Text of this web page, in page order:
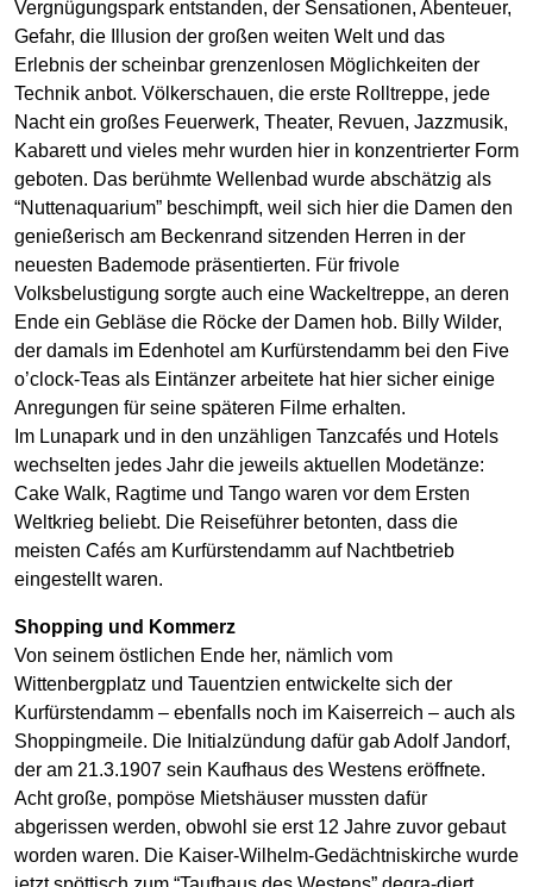
Vergnügungspark entstanden, der Sensationen, Abenteuer,
Gefahr, die Illusion der großen weiten Welt und das
Erlebnis der scheinbar grenzenlosen Möglichkeiten der
Technik anbot. Völkerschauen, die erste Rolltreppe, jede
Nacht ein großes Feuerwerk, Theater, Revuen, Jazzmusik,
Kabarett und vieles mehr wurden hier in konzentrierter Form
geboten. Das berühmte Wellenbad wurde abschätzig als
“Nuttenaquarium” beschimpft, weil sich hier die Damen den
genießerisch am Beckenrand sitzenden Herren in der
neuesten Bademode präsentierten. Für frivole
Volksbelustigung sorgte auch eine Wackeltreppe, an deren
Ende ein Gebläse die Röcke der Damen hob. Billy Wilder,
der damals im Edenhotel am Kurfürstendamm bei den Five
o’clock-Teas als Eintänzer arbeitete hat hier sicher einige
Anregungen für seine späteren Filme erhalten.
Im Lunapark und in den unzähligen Tanzcafés und Hotels
wechselten jedes Jahr die jeweils aktuellen Modetänze:
Cake Walk, Ragtime und Tango waren vor dem Ersten
Weltkrieg beliebt. Die Reiseführer betonten, dass die
meisten Cafés am Kurfürstendamm auf Nachtbetrieb
eingestellt waren.
Shopping und Kommerz
Von seinem östlichen Ende her, nämlich vom
Wittenbergplatz und Tauentzien entwickelte sich der
Kurfürstendamm – ebenfalls noch im Kaiserreich – auch als
Shoppingmeile. Die Initialzündung dafür gab Adolf Jandorf,
der am 21.3.1907 sein Kaufhaus des Westens eröffnete.
Acht große, pompöse Mietshäuser mussten dafür
abgerissen werden, obwohl sie erst 12 Jahre zuvor gebaut
worden waren. Die Kaiser-Wilhelm-Gedächtniskirche wurde